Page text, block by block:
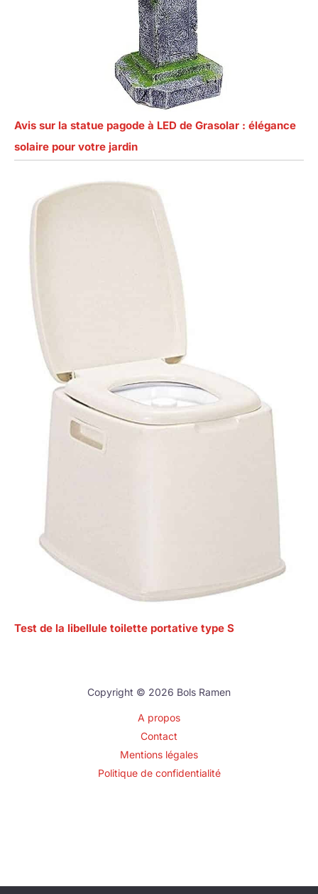
Avis sur la statue pagode à LED de Grasolar : élégance
solaire pour votre jardin
Test de la libellule toilette portative type S
Copyright © 2026 Bols Ramen
A propos
Contact
Mentions légales
Politique de confidentialité